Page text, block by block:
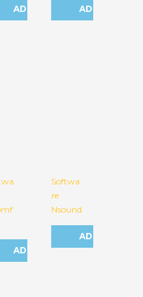
ADICIONAR ADICIONAR
ADICIONAR
Softwa
re
Nsound
ADICIONAR